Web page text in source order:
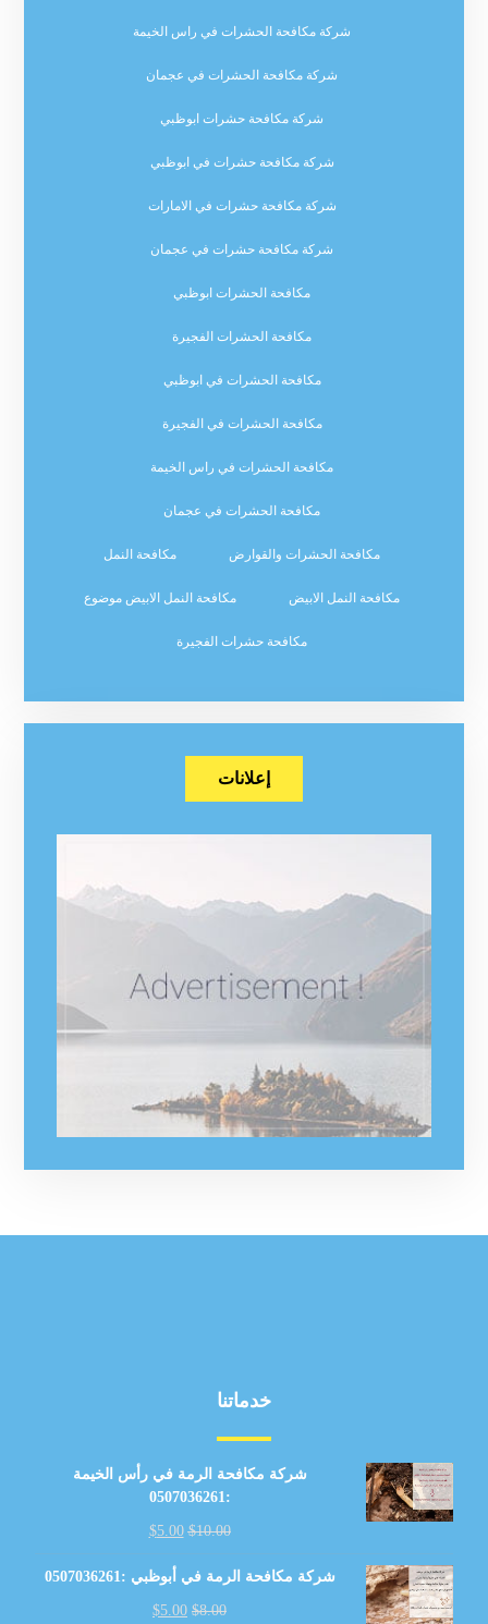
شركة مكافحة الحشرات في راس الخيمة
شركة مكافحة الحشرات في عجمان
شركة مكافحة حشرات ابوظبي
شركة مكافحة حشرات في ابوظبي
شركة مكافحة حشرات في الامارات
شركة مكافحة حشرات في عجمان
مكافحة الحشرات ابوظبي
مكافحة الحشرات الفجيرة
مكافحة الحشرات في ابوظبي
مكافحة الحشرات في الفجيرة
مكافحة الحشرات في راس الخيمة
مكافحة الحشرات في عجمان
مكافحة الحشرات والقوارض مكافحة النمل
مكافحة النمل الابيض مكافحة النمل الابيض موضوع
مكافحة حشرات الفجيرة
إعلانات
خدماتنا
شركة مكافحة الرمة في رأس الخيمة
:0507036261
$10.00
$5.00
شركة مكافحة الرمة في أبوظبي :0507036261
$8.00
$5.00